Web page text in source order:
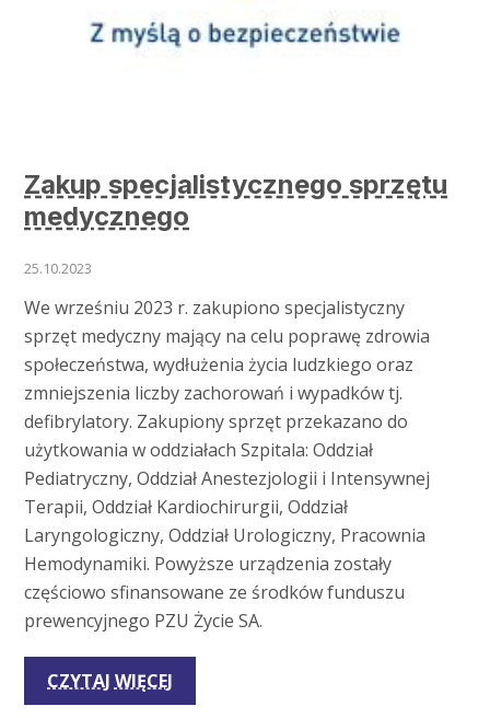
Zakup specjalistycznego sprzętu
medycznego
25.10.2023
We wrześniu 2023 r. zakupiono specjalistyczny
sprzęt medyczny mający na celu poprawę zdrowia
społeczeństwa, wydłużenia życia ludzkiego oraz
zmniejszenia liczby zachorowań i wypadków tj.
defibrylatory. Zakupiony sprzęt przekazano do
użytkowania w oddziałach Szpitala: Oddział
Pediatryczny, Oddział Anestezjologii i Intensywnej
Terapii, Oddział Kardiochirurgii, Oddział
Laryngologiczny, Oddział Urologiczny, Pracownia
Hemodynamiki. Powyższe urządzenia zostały
częściowo sfinansowane ze środków funduszu
prewencyjnego PZU Życie SA.
CZYTAJ WIĘCEJ